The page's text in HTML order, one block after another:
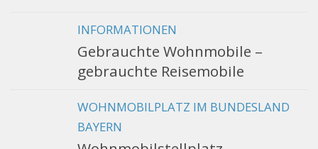
INFORMATIONEN
Gebrauchte Wohnmobile –
gebrauchte Reisemobile
WOHNMOBILPLATZ IM BUNDESLAND
BAYERN